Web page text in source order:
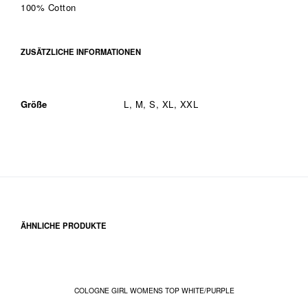
100% Cotton
ZUSÄTZLICHE INFORMATIONEN
Größe L, M, S, XL, XXL
ÄHNLICHE PRODUKTE
COLOGNE GIRL WOMENS TOP WHITE/PURPLE